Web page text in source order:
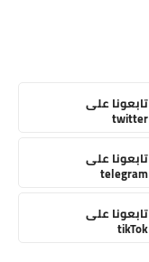
تابعونا على
twitter
تابعونا على
telegram
تابعونا على
tikTok